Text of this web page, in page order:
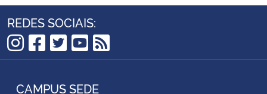
REDES SOCIAIS:
Instagram
Facebook
Twitter
YouTube
RSS
CAMPUS SEDE